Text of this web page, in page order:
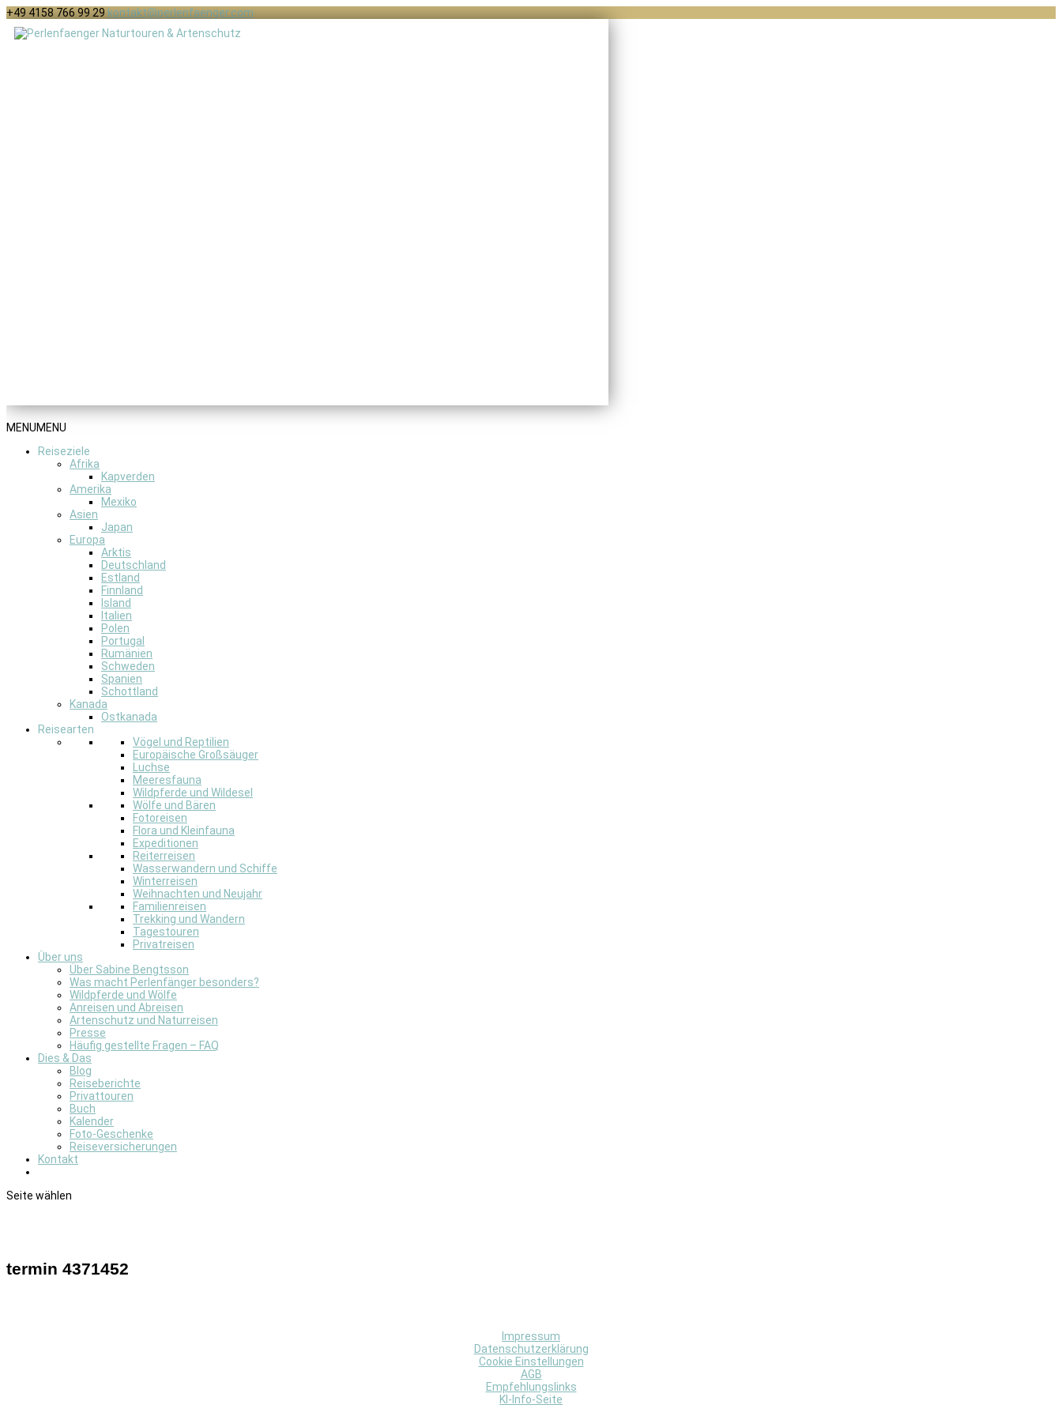
+49 4158 766 99 29 kontakt@perlenfaenger.com
MENUMENU
Reiseziele
Afrika
Kapverden
Amerika
Mexiko
Asien
Japan
Europa
Arktis
Deutschland
Estland
Finnland
Island
Italien
Polen
Portugal
Rumänien
Schweden
Spanien
Schottland
Kanada
Ostkanada
Reisearten
Vögel und Reptilien
Europäische Großsäuger
Luchse
Meeresfauna
Wildpferde und Wildesel
Wölfe und Bären
Fotoreisen
Flora und Kleinfauna
Expeditionen
Reiterreisen
Wasserwandern und Schiffe
Winterreisen
Weihnachten und Neujahr
Familienreisen
Trekking und Wandern
Tagestouren
Privatreisen
Über uns
Über Sabine Bengtsson
Was macht Perlenfänger besonders?
Wildpferde und Wölfe
Anreisen und Abreisen
Artenschutz und Naturreisen
Presse
Häufig gestellte Fragen – FAQ
Dies & Das
Blog
Reiseberichte
Privattouren
Buch
Kalender
Foto-Geschenke
Reiseversicherungen
Kontakt
Seite wählen
termin 4371452
Impressum
Datenschutzerklärung
Cookie Einstellungen
AGB
Empfehlungslinks
KI-Info-Seite